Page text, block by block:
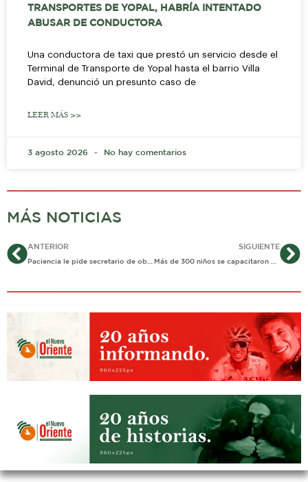
TRANSPORTES DE YOPAL, HABRÍA INTENTADO
ABUSAR DE CONDUCTORA
Una conductora de taxi que prestó un servicio desde el
Terminal de Transporte de Yopal hasta el barrio Villa
David, denunció un presunto caso de
LEER MÁS >>
3 agosto 2026 No hay comentarios
MÁS NOTICIAS
AntANTERIOR
Paciencia le pide secretario de obras a comunidad que no puede salir de sus fincas porque no hay vía
SIGUIENTE
Más de 300 niños se capacitaron para que no acepten violencia sexual e intrafamiliar